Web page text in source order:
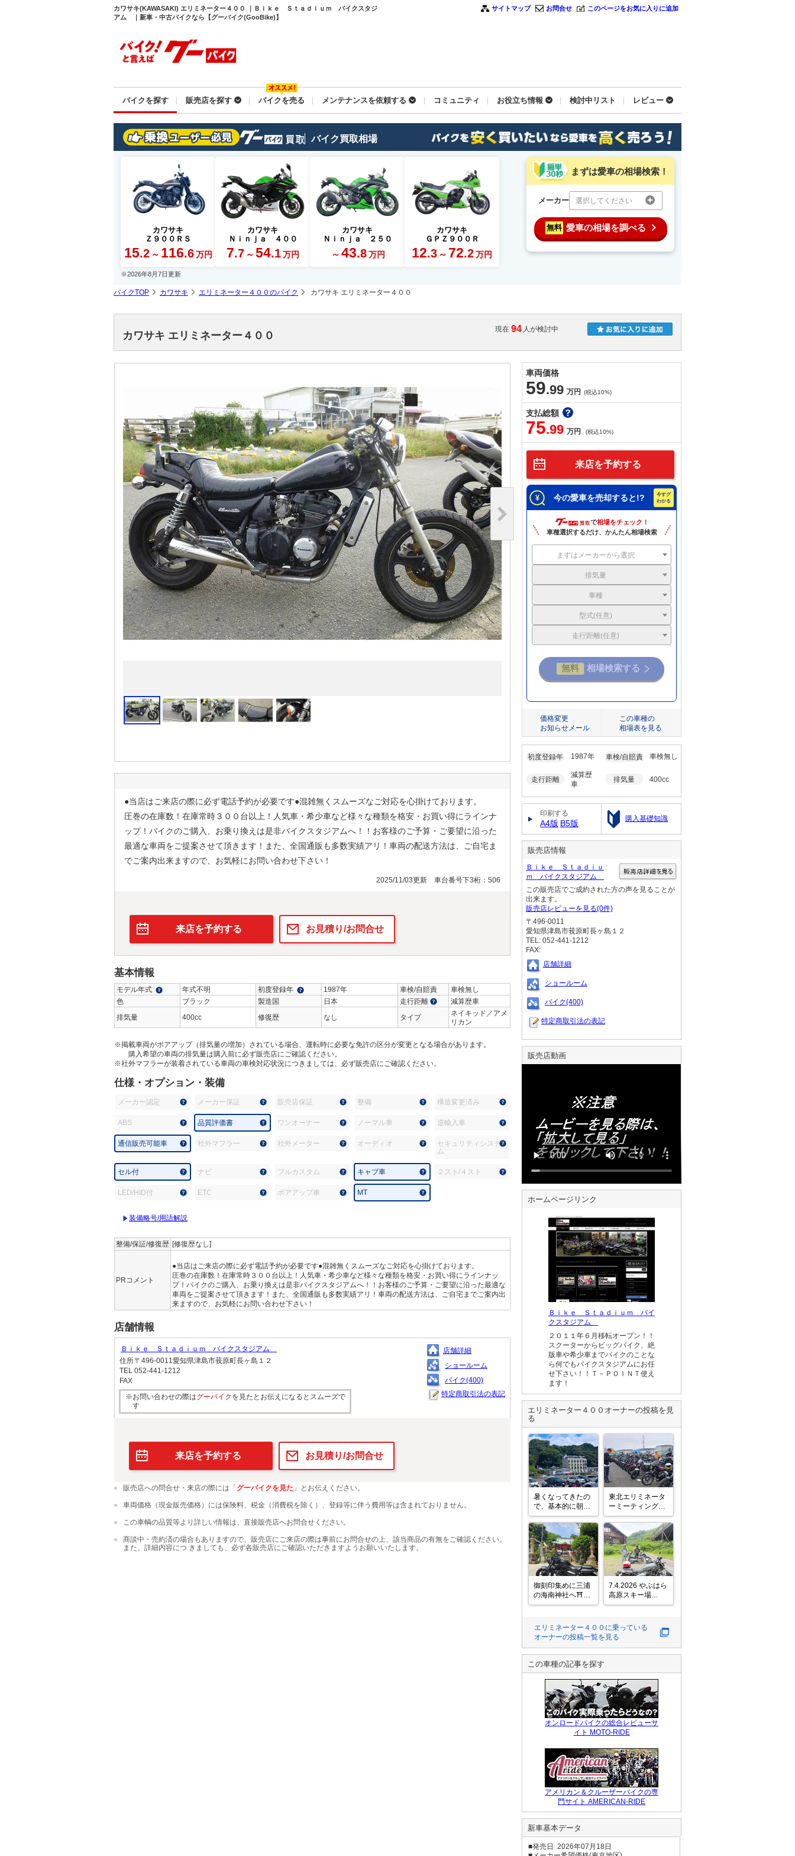
カワサキ(KAWASAKI) エリミネーター４００ ｜Ｂｉｋｅ Ｓｔａｄｉｕｍ バイクスタジ
アム ｜新車・中古バイクなら【グーバイク(GooBike)】
サイトマップ お問合せ このページをお気に入りに追加
バイクを探す 販売店を探す バイクを売る メンテナンスを依頼する コミュニティ お役立ち情報 検討中リスト レビュー
バイク買取相場
カワサキ
Ｚ９００ＲＳ
15.2 ～ 116.6 万円
カワサキ
Ｎｉｎｊａ ４００
7.7 ～ 54.1 万円
カワサキ
Ｎｉｎｊａ ２５０
～ 43.8 万円
カワサキ
ＧＰＺ９００Ｒ
12.3 ～ 72.2万円
まずは愛車の相場検索！
メーカー 選択してください
無料 愛車の相場を調べる
※2026年8月7日更新
バイクTOP カワサキ エリミネーター４００のバイク カワサキ エリミネーター４００
現在 94 人が検討中
カワサキ エリミネーター４００
●当店はご来店の際に必ず電話予約が必要です●混雑無くスムーズなご対応を心掛けております。
圧巻の在庫数！在庫常時３００台以上！人気車・希少車など様々な種類を格安・お買い得にラインナ
ップ！バイクのご購入、お乗り換えは是非バイクスタジアムへ！！お客様のご予算・ご要望に沿った
最適な車両をご提案させて頂きます！また、全国通販も多数実績アリ！車両の配送方法は、ご自宅ま
でご案内出来ますので、お気軽にお問い合わせ下さい！
2025/11/03更新 車台番号下3桁：506
来店を予約する お見積り/お問合せ
基本情報
モデル年式 年式不明 初度登録年 1987年 車検/自賠責
車検無し
色
ブラック 製造国 日本 走行距離
減算歴車
排気量
400cc 修復歴 なし タイプ
ネイキッド／アメ
リカン
※掲載車両がボアアップ（排気量の増加）されている場合、運転時に必要な免許の区分が変更となる場合があります。
購入希望の車両の排気量は購入前に必ず販売店にご確認ください。
※社外マフラーが装着されている車両の車検対応状況につきましては、必ず販売店にご確認ください。
仕様・オプション・装備
メーカー認定 メーカー保証 販売店保証 整備 構造変更済み
ABS 品質評価書 ワンオーナー ノーマル車 逆輸入車
通信販売可能車 社外マフラー 社外メーター オーディオ
セキュリティシステ
ム
セル付 ナビ フルカスタム キャブ車 ２スト/４スト
LED/HID付 ETC ボアアップ車 MT
装備略号/用語解説
整備/保証/修復歴 [修復歴なし]
PRコメント
●当店はご来店の際に必ず電話予約が必要です●混雑無くスムーズなご対応を心掛けております。
圧巻の在庫数！在庫常時３００台以上！人気車・希少車など様々な種類を格安・お買い得にラインナッ
プ！バイクのご購入、お乗り換えは是非バイクスタジアムへ！！お客様のご予算・ご要望に沿った最適な
車両をご提案させて頂きます！また、全国通販も多数実績アリ！車両の配送方法は、ご自宅までご案内出
来ますので、お気軽にお問い合わせ下さい！
店舗情報
Ｂｉｋｅ Ｓｔａｄｉｕｍ バイクスタジアム
住所〒496-0011愛知県津島市莪原町長ヶ島１２
TEL 052-441-1212
FAX
※お問い合わせの際はグーバイク を見たとお伝えになるとスムーズで
す
店舗詳細
ショールーム
バイク(400)
特定商取引法の表記
来店を予約する お見積り/お問合せ
販売店への問合せ・来店の際には「グーバイクを見た 」とお伝えください。
車両価格（現金販売価格）には保険料、税金（消費税を除く）、登録等に伴う費用等は含まれておりません。
この車輌の品質等より詳しい情報は、直接販売店へお問合せください。
商談中・売約済の場合もありますので、販売店にご来店の際は事前にお問合せの上、該当商品の有無をご確認ください。
また、詳細内容につ きましても、必ず各販売店にご確認いただきますようお願いいたします。
車両価格
59.99 万円 (税込10%)
支払総額
75.99 万円 (税込10%)
来店を予約する
今の愛車を売却すると!?
で相場をチェック！
車種選択するだけ、かんたん相場検索
まずはメーカーから選択
排気量
車種
型式(任意)
走行距離(任意)
価格変更
お知らせメール
この車種の
相場表を見る
初度登録年 1987年 車検/自賠責 車検無し
走行距離
減算歴
車
排気量 400cc
印刷する
A4版 B5版 購入基礎知識
販売店情報
Ｂｉｋｅ Ｓｔａｄｉｕ
ｍ バイクスタジアム
この販売店でご成約された方の声を見ることが
出来ます。
販売店レビューを見る(0件)
〒496-0011
愛知県津島市莪原町長ヶ島１２
TEL: 052-441-1212
FAX:
店舗詳細
ショールーム
バイク(400)
特定商取引法の表記
販売店動画
ホームページリンク
Ｂｉｋｅ Ｓｔａｄｉｕｍ バイ
クスタジアム
２０１１年６月移転オープン！！
スクーターからビッグバイク、絶
版車や希少車までバイクのことな
ら何でもバイクスタジアムにお任
せ下さい！！Ｔ－ＰＯＩＮＴ使え
ます！
エリミネーター４００ オーナーの投稿を見
る
暑くなってきたの
で、基本的に朝ウ
ロついてます。
東北エリミネータ
ーミーティングに
参加させてもらっ
たり🥰
アーク牧場羊ミー
ティングに
参加させてもらえ
御刻印集めに三浦
の海南神社へ⛩️
さすが三浦マグロ
近くのうらりにバ
イクを停めて近く
を散策
さんで海を眺めな
がらコーヒータイ
7.4.2026 やぶはら
高原スキー場
松本から奈川を抜
エリミネーター４００ に乗っている
オーナーの投稿一覧を見る
この車種の記事を探す
オンロードバイクの総合レビューサ
イト MOTO-RIDE
アメリカン＆クルーザーバイクの専
門サイト AMERICAN-RIDE
新車基本データ
■発売日 2026年07月18日